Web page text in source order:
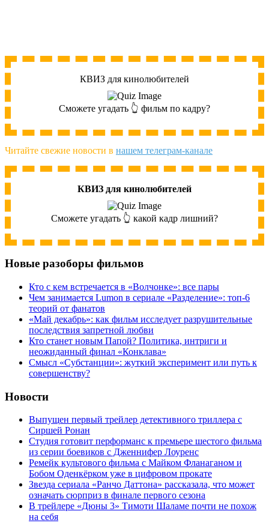
КВИЗ для кинолюбителей
Сможете угадать 👆 фильм по кадру?
Читайте свежие новости в нашем телеграм-канале
КВИЗ для кинолюбителей
Сможете угадать 👆 какой кадр лишний?
Новые разоборы фильмов
Кто с кем встречается в «Волчонке»: все пары
Чем занимается Lumon в сериале «Разделение»: топ-6
теорий от фанатов
«Май декабрь»: как фильм исследует разрушительные
последствия запретной любви
Кто станет новым Папой? Политика, интриги и
неожиданный финал «Конклава»
Cмысл «Субстанции»: жуткий эксперимент или путь к
совершенству?
Новости
Выпущен первый трейлер детективного триллера с
Сиршей Ронан
Студия готовит перформанс к премьере шестого фильма
из серии боевиков с Дженнифер Лоуренс
Ремейк культового фильма с Майком Фланаганом и
Бобом Оденкёрком уже в цифровом прокате
Звезда сериала «Ранчо Даттона» рассказала, что может
означать сюрприз в финале первого сезона
В трейлере «Дюны 3» Тимоти Шаламе почти не похож
на себя